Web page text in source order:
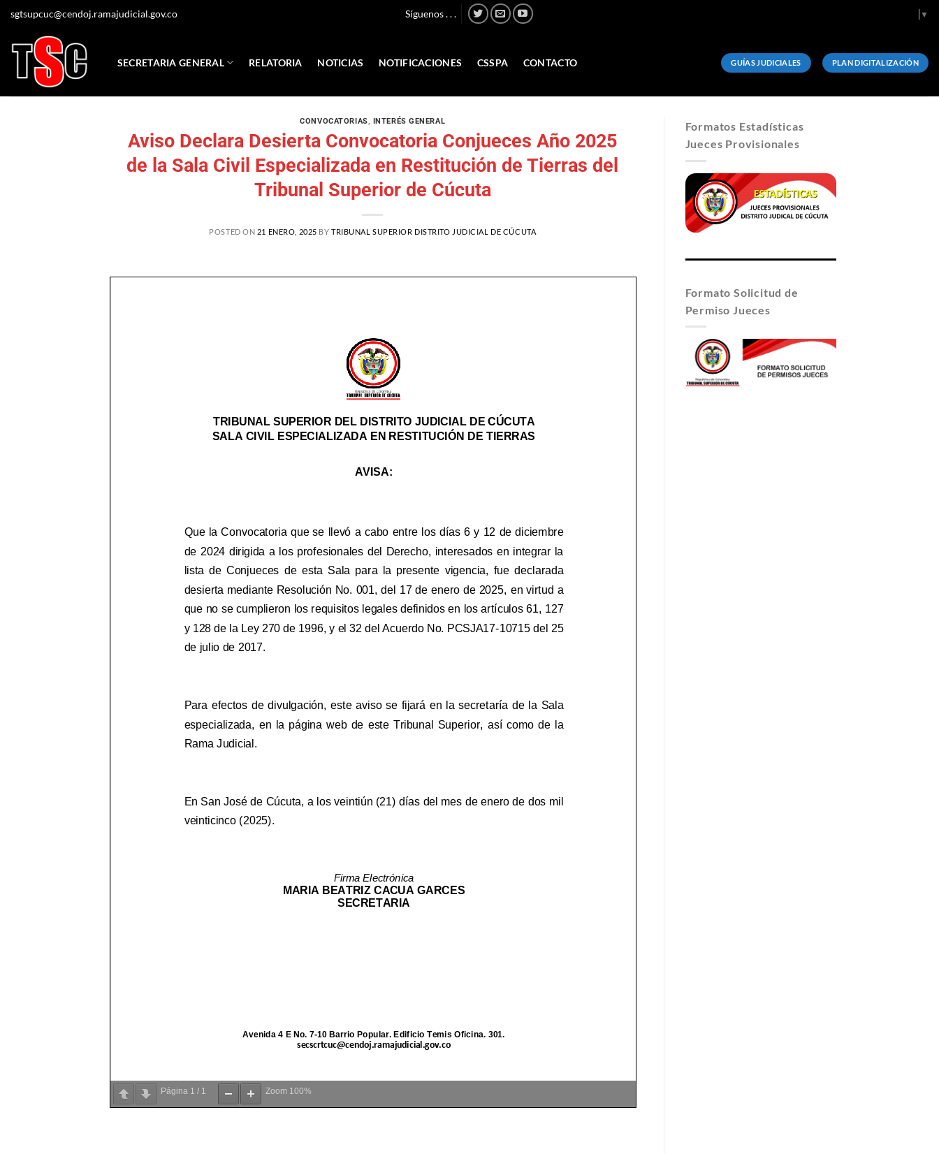
sgtsupcuc@cendoj.ramajudicial.gov.co Síguenos . . . ▼
SECRETARIA GENERAL RELATORIA NOTICIAS NOTIFICACIONES CSSPA CONTACTO GUÍAS JUDICIALES PLAN DIGITALIZACIÓN
CONVOCATORIAS, INTERÉS GENERAL
Aviso Declara Desierta Convocatoria Conjueces Año 2025
de la Sala Civil Especializada en Restitución de Tierras del
Tribunal Superior de Cúcuta
POSTED ON 21 ENERO, 2025 BY TRIBUNAL SUPERIOR DISTRITO JUDICIAL DE CÚCUTA
Página 1 / 1 Zoom 100%
Formatos Estadísticas
Jueces Provisionales
Formato Solicitud de
Permiso Jueces